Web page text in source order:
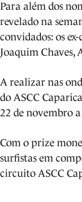
Para além dos
revelado na
convidados: os
Joaquim Chaves,
A realizar nas
do ASCC
22 de novembro
Com o prize
surfistas em
circuito ASCC